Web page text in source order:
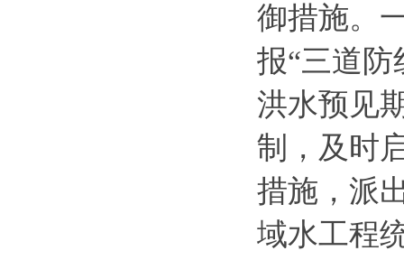
御措施。
报“三道
洪水预见
制，及时
措施，派
域水工程